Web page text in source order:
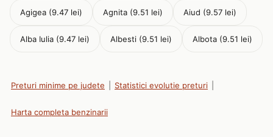
Agigea (9.47 lei) Agnita (9.51 lei) Aiud (9.57 lei)
Alba Iulia (9.47 lei) Albesti (9.51 lei) Albota (9.51 lei)
Preturi minime pe judete Statistici evolutie preturi
Harta completa benzinarii